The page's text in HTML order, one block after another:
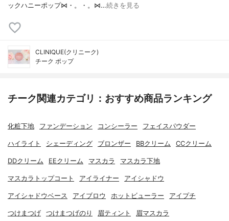
ックハニーポップ⋈・。・。⋈…続きを見る
CLINIQUE(クリニーク)
チーク ポップ
チーク関連カテゴリ：おすすめ商品ランキング
化粧下地 ファンデーション コンシーラー フェイスパウダー
ハイライト シェーディング ブロンザー BBクリーム CCクリーム
DDクリーム EEクリーム マスカラ マスカラ下地
マスカラトップコート アイライナー アイシャドウ
アイシャドウベース アイブロウ ホットビューラー アイプチ
つけまつげ つけまつげのり 眉ティント 眉マスカラ